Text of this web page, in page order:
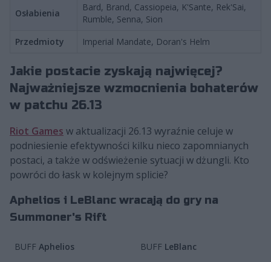
Osłabienia
Bard, Brand, Cassiopeia, K'Sante, Rek'Sai,
Rumble, Senna, Sion
Przedmioty
Imperial Mandate, Doran's Helm
Jakie postacie zyskają najwięcej?
Najważniejsze wzmocnienia bohaterów
w patchu 26.13
Riot Games w aktualizacji 26.13 wyraźnie celuje w
podniesienie efektywności kilku nieco zapomnianych
postaci, a także w odświeżenie sytuacji w dżungli. Kto
powróci do łask w kolejnym splicie?
Aphelios i LeBlanc wracają do gry na
Summoner's Rift
BUFF Aphelios
BUFF LeBlanc